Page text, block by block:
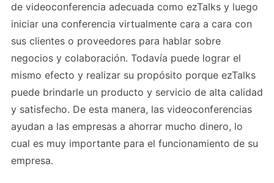
de videoconferencia adecuada como ezTalks y luego
iniciar una conferencia virtualmente cara a cara con
sus clientes o proveedores para hablar sobre
negocios y colaboración. Todavía puede lograr el
mismo efecto y realizar su propósito porque ezTalks
puede brindarle un producto y servicio de alta calidad
y satisfecho. De esta manera, las videoconferencias
ayudan a las empresas a ahorrar mucho dinero, lo
cual es muy importante para el funcionamiento de su
empresa.